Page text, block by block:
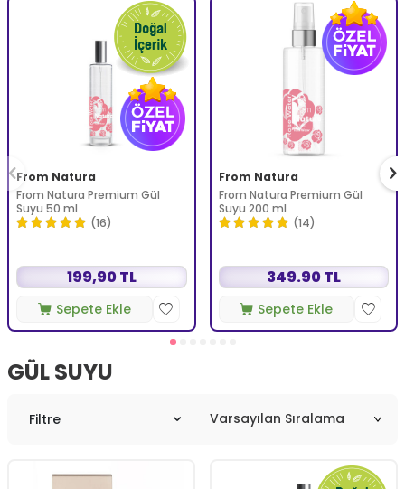
From Natura
From Natura Premium Gül
Suyu 50 ml
(16)
199,90 TL
Sepete Ekle
From Natura
From Natura Premium Gül
Suyu 200 ml
(14)
349.90 TL
Sepete Ekle
GÜL SUYU
Filtre